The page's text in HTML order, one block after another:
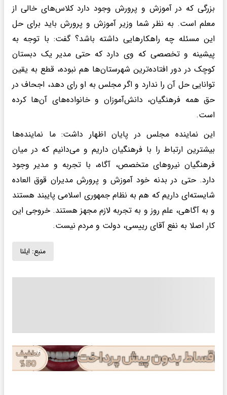
بزرگی که در آموزش و پرورش وجود دارد کلاس‌های خالی از
معلم است. به نظر شما وزیر آموزش و پرورش باید برای حل
این مسئله چه راهکارهایی داشته باشد؟ گفت: با توجه به
پیشینه و تخصصی که وی دارد که حتی مدیر یک دبستان
کوچک در دور افتاده‌ترین شهرستان‌ها هم نبوده، قطع به یقین
توانایی حل آن را ندارد و اگر مجلس به او رای دهد، اجحاف در
حق همه فرهنگیان، دانش‌آموزان و خانواده‌های آن‌ها کرده
است.
این نماینده مجلس در پایان اظهار داشت: ما نماینده‌ها
بیشترین ارتباط را با فرهنگیان داریم و می‌دانیم که در میان
فرهنگیان نیروهای متخصص، آگاه،‌ با تجربه و مدیر وجود
دارد. حتی در بدنه خود آموزش و پرورش مدیران قوق العاده
شایسته‌ای داریم که هم به نظام جمهوری اسلامی پایبند هستند
و به آگاهی، علم روز و به تجربه لازم مجهز هستند. خروجی این
کار اصلا به نفع آقای رییسی، دولت و مردم نیست.
منبع: ایلنا